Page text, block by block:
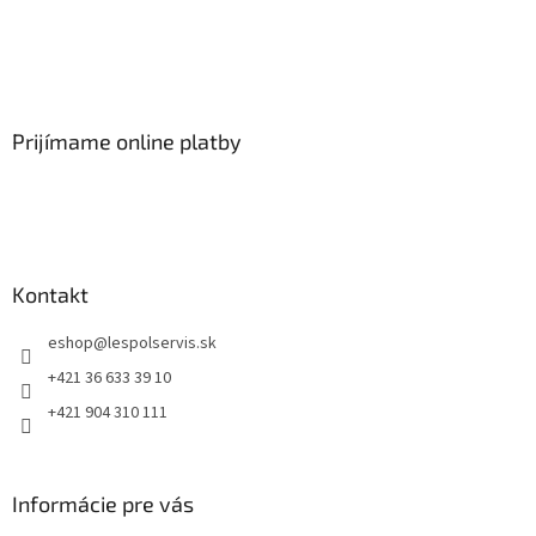
Prijímame online platby
Kontakt
eshop@lespolservis.sk
+421 36 633 39 10
+421 904 310 111
Informácie pre vás